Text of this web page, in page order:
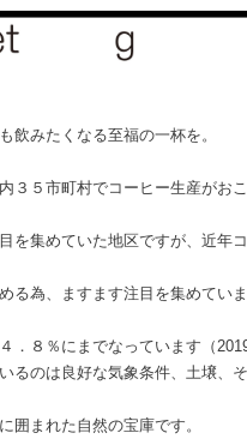
飲みたくなる至福の一杯を。
３５市町村でコーヒー生産がお
を集めていた地区ですが、近年
る為、ますます注目を集めていま
．８％にまでなっています（
るのは良好な気象条件、土壌、
囲まれた自然の宝庫です。